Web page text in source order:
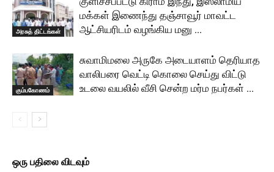
அரசுத் திட்டங்கள்
மக்கள் இணைந்து தஞ்சாவூர் மாவட்ட
ஆட்சியரிடம் வழங்கிய மனு …
கும்பகோணம்
சுவாமிமலை அருகே அடையாளம் தெரியாத
வாலிபரை வெட்டி கொலை செய்து விட்டு
உடலை வயலில் வீசி சென்ற மர்ம நபர்கள் …
ஒரு பதிலை விடவும்